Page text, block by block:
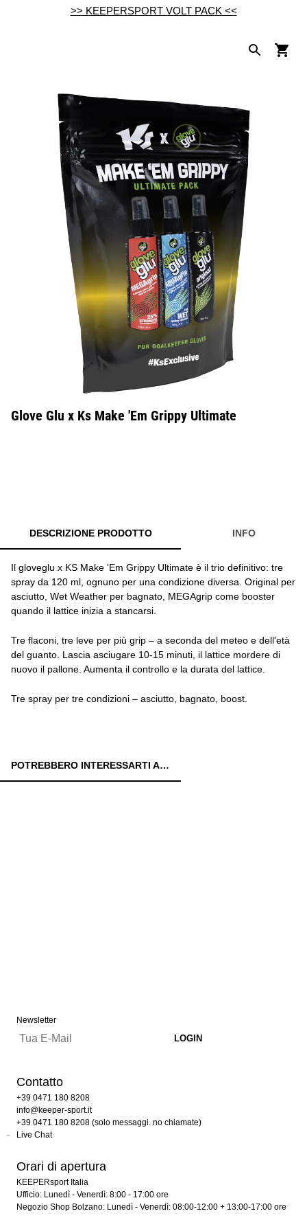
>> KEEPERSPORT VOLT PACK <<
Glove Glu x Ks Make 'Em Grippy Ultimate
DESCRIZIONE PRODOTTO INFO
Il gloveglu x KS Make 'Em Grippy Ultimate è il trio definitivo: tre
spray da 120 ml, ognuno per una condizione diversa. Original per
asciutto, Wet Weather per bagnato, MEGAgrip come booster
quando il lattice inizia a stancarsi.
Tre flaconi, tre leve per più grip – a seconda del meteo e dell'età
del guanto. Lascia asciugare 10-15 minuti, il lattice mordere di
nuovo il pallone. Aumenta il controllo e la durata del lattice.
Tre spray per tre condizioni – asciutto, bagnato, boost.
POTREBBERO INTERESSARTI ANCHE:
Newsletter
Contatto
+39 0471 180 8208
info@keeper-sport.it
+39 0471 180 8208 (solo messaggi. no chiamate)
Live Chat
Orari di apertura
KEEPERsport Italia
Ufficio: Lunedì - Venerdì: 8:00 - 17:00 ore
Negozio Shop Bolzano: Lunedì - Venerdì: 08:00-12:00 + 13:00-17:00 ore